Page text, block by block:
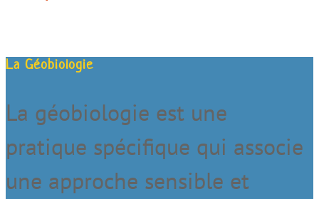
La Géobiologie
La géobiologie est une
pratique spécifique qui associe
une approche sensible et